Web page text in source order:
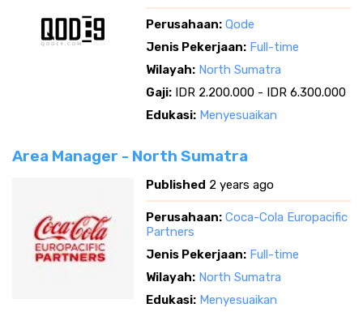
Perusahaan: Qode
Jenis Pekerjaan: Full-time
Wilayah: North Sumatra
Gaji: IDR 2.200.000 - IDR 6.300.000
Edukasi: Menyesuaikan
Area Manager - North Sumatra
Published 2 years ago
Perusahaan: Coca-Cola Europacific
Partners
Jenis Pekerjaan: Full-time
Wilayah: North Sumatra
Edukasi: Menyesuaikan